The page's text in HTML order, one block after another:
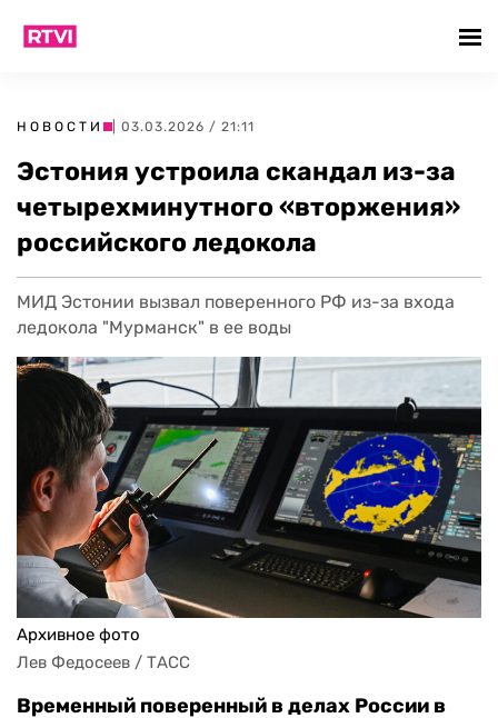
НОВОСТИ | 03.03.2026 / 21:11
Эстония устроила скандал из-за
четырехминутного «вторжения»
российского ледокола
МИД Эстонии вызвал поверенного РФ из-за входа
ледокола "Мурманск" в ее воды
Архивное фото
Лев Федосеев / ТАСС
Временный поверенный в делах России в